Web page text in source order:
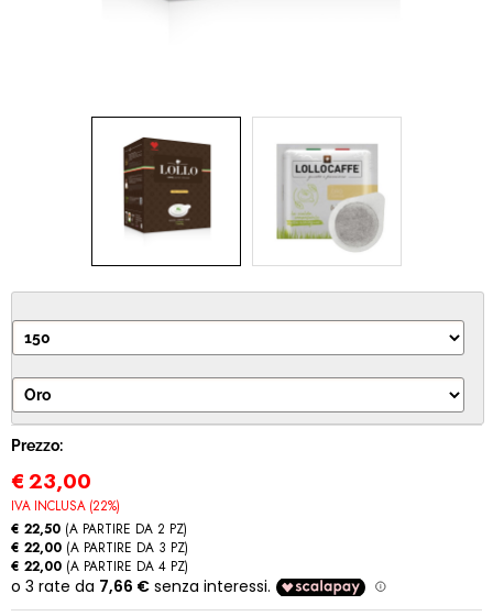
CANCELLERIA
Prezzo:
€23,00
IVA INCLUSA (22%)
€ 22,50 (A PARTIRE DA 2 PZ)
€ 22,00 (A PARTIRE DA 3 PZ)
€ 22,00 (A PARTIRE DA 4 PZ)